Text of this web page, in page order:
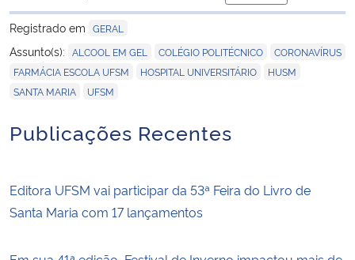
para área de
Registrado em GERAL
Assunto(s): ALCOOL EM GEL COLÉGIO POLITÉCNICO CORONAVÍRUS
FARMÁCIA ESCOLA UFSM HOSPITAL UNIVERSITÁRIO HUSM
SANTA MARIA UFSM
Publicações Recentes
Editora UFSM vai participar da 53ª Feira do Livro de
Santa Maria com 17 lançamentos